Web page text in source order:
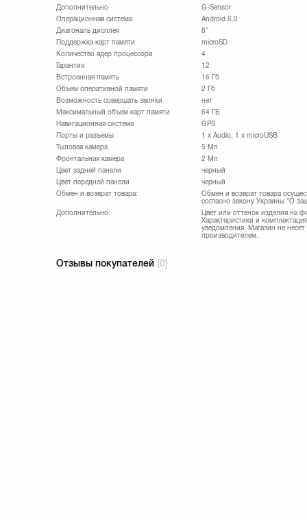
Дополнительно
G-Sensor
Операционная система
Android 6.0
Диагональ дисплея
8"
Поддержка карт памяти
microSD
Количество ядер процессора
4
Гарантия
12
Встроенная память
16 Гб
Объем оперативной памяти
2 Гб
Возможность совершать звонки
нет
Максимальный объем карт памяти
64 ГБ
Навигационная система
GPS
Порты и разъемы
1 x Audio, 1 x microUSB
Тыловая камера
5 Мп
Фронтальная камера
2 Мп
Цвет задней панели
черный
Цвет передней панели
черный
Обмен и возврат товара:
Обмен и возврат товара
согласно закону Украины "О
Дополнительно:
Цвет или оттенок изделия на
Характеристики и
уведомления. Магазин не
производителем.
Отзывы покупателей (0)